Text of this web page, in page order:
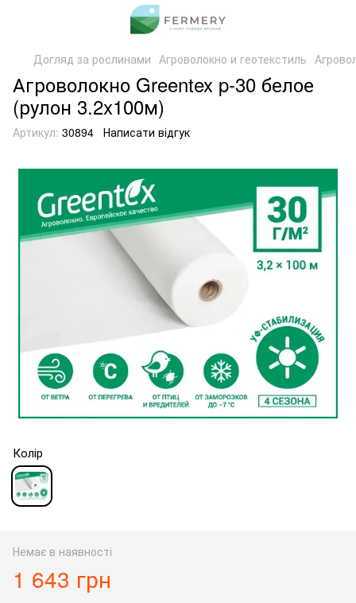
Догляд за рослинами Агроволокно и геотекстиль
Агроволокно Greentex p-30 белое
(рулон 3.2x100м)
Артикул: 30894 Написати відгук
Колір
Немає в наявності
1 643 грн